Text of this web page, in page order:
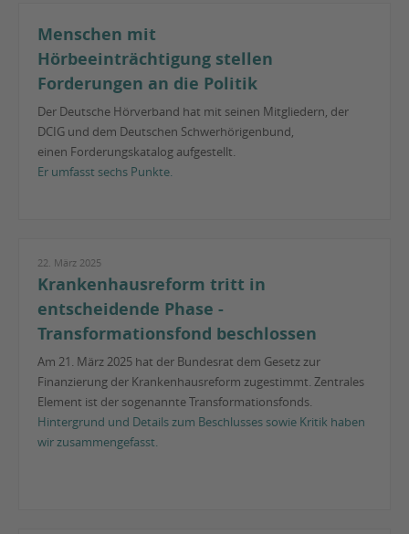
Menschen mit
Hörbeeinträchtigung stellen
Forderungen an die Politik
Der Deutsche Hörverband hat mit seinen Mitgliedern, der
DCIG und dem Deutschen Schwerhörigenbund,
einen Forderungskatalog aufgestellt.
Er umfasst sechs Punkte.
22. März 2025
Krankenhausreform tritt in
entscheidende Phase -
Transformationsfond beschlossen
Am 21. März 2025 hat der Bundesrat dem Gesetz zur
Finanzierung der Krankenhausreform zugestimmt. Zentrales
Element ist der sogenannte Transformationsfonds.
Hintergrund und Details zum Beschlusses sowie Kritik haben
wir zusammengefasst.